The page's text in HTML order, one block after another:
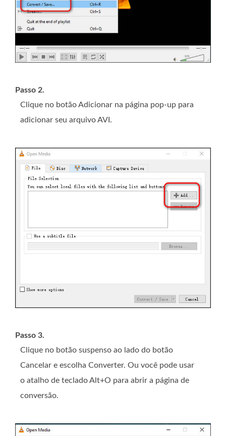
Passo 2.
Clique no botão Adicionar na página pop-up para
adicionar seu arquivo AVI.
Passo 3.
Clique no botão suspenso ao lado do botão
Cancelar e escolha Converter. Ou você pode usar
o atalho de teclado Alt+O para abrir a página de
conversão.